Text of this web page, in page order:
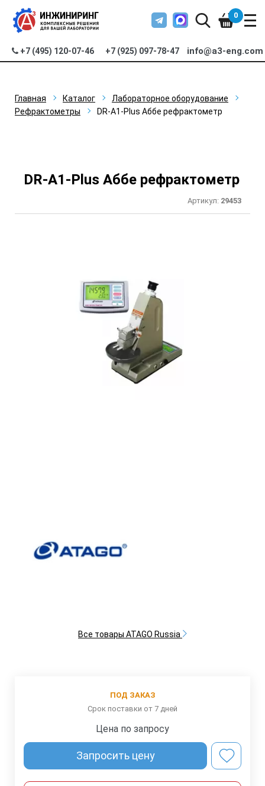
+7 (495) 120-07-46 +7 (925) 097-78-47 info@a3-eng.com
0
Главная Каталог
Лабораторное оборудование
Рефрактометры
DR-A1-Plus Аббе рефрактометр
DR-A1-Plus Аббе рефрактометр
Артикул: 29453
Все товары ATAGO Russia
ПОД ЗАКАЗ
Срок поставки от 7 дней
Цена по запросу
Запросить цену